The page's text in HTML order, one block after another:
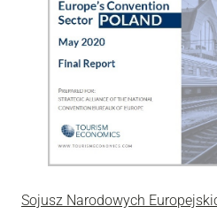
Sojusz Narodowych